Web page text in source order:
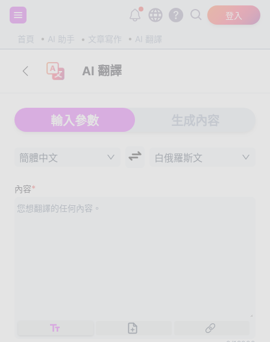
登入
首頁 AI 助手 文章寫作 AI 翻譯
註冊並獲得 20,000 個免費 tokens！
AI 翻譯
輸入參數
簡體中文 白俄羅斯文
內容*